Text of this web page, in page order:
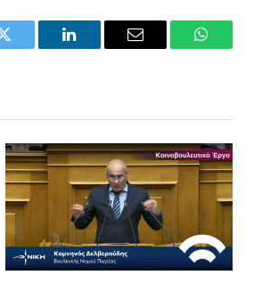
Twitter LinkedIn Email WhatsApp